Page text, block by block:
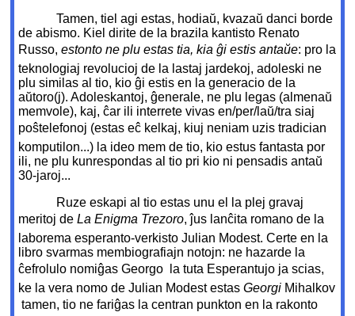
Tamen, tiel agi estas, hodiaŭ, kvazaŭ danci borde
de abismo. Kiel dirite de la brazila kantisto Renato
Russo, estonto ne plu estas tia, kia ĝi estis antaŭe: pro la
teknologiaj revolucioj de la lastaj jardekoj, adoleski ne
plu similas al tio, kio ĝi estis en la generacio de la
aŭtoro(j). Adoleskantoj, ĝenerale, ne plu legas (almenaŭ
memvole), kaj, ĉar ili interrete vivas en/per/laŭ/tra siaj
poŝtelefonoj (estas eĉ kelkaj, kiuj neniam uzis tradician
komputilon...) la ideo mem de tio, kio estus fantasta por
ili, ne plu kunrespondas al tio pri kio ni pensadis antaŭ
30-jaroj...
Ruze eskapi al tio estas unu el la plej gravaj
meritoj de La Enigma Trezoro, ĵus lanĉita romano de la
laborema esperanto-verkisto Julian Modest. Certe en la
libro svarmas membiografiajn notojn: ne hazarde la
ĉefrolulo nomiĝas Georgo  la tuta Esperantujo ja scias,
ke la vera nomo de Julian Modest estasGeorgi Mihalkov
 tamen, tio ne fariĝas la centran punkton en la rakonto